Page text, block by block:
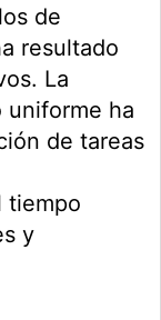
de
resultado
La
uniforme ha
de tareas
tiempo
y